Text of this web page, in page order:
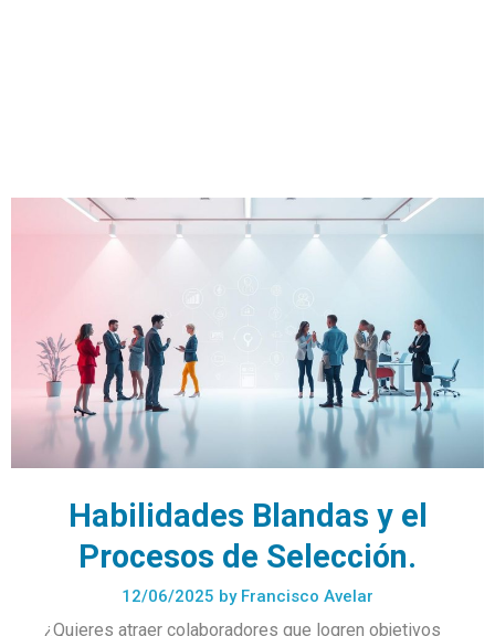
Habilidades Blandas y el
Procesos de Selección.
12/06/2025 byFrancisco Avelar
¿Quieres atraer colaboradores que logren objetivos